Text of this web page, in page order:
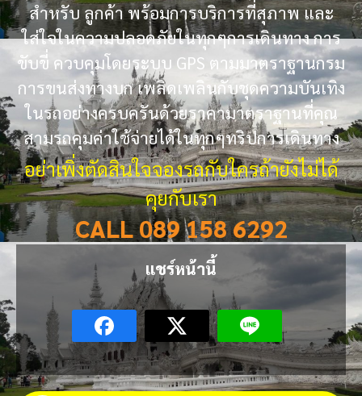
สำหรับ ลูกค้า พร้อมการบริการที่สุภาพ และ
ใส่ใจในความปลอดภัยในทุกๆการเดินทาง การ
ขับขี่ ควบคุมโดยระบบ GPS ตามมาตราฐานกรม
การขนส่งทางบก เพลิดเพลินกับชุดความบันเทิง
ในรถอย่างครบครันด้วยราคามาตราฐานที่คุณ
สามรถคุมค่าใช้จ่ายได้ในทุกๆทริปการเดินทาง
อย่าเพิ่งตัดสินใจจองรถกับใครถ้ายังไม่ได้
คุยกับเรา
CALL 089 158 6292
แชร์หน้านี้